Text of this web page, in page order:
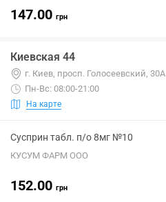
147.00 грн
Киевская 44
г. Киев, просп. Голосеевский, 30А
Пн-Вс: 08:00-21:00
На карте
Сусприн табл. п/о 8мг №10
КУСУМ ФАРМ ООО
152.00 грн